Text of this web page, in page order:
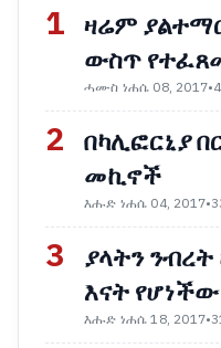
1 ዛሬም
ውስጥ
ሓሙስ ነሐሴ 08, 2017•
2 በካሊፎርኒያ
መኪኖች
እሑድ ነሐሴ 04, 2017•
3
ያላትን
እናት የሆነችው
እሑድ ነሐሴ 18, 2017•